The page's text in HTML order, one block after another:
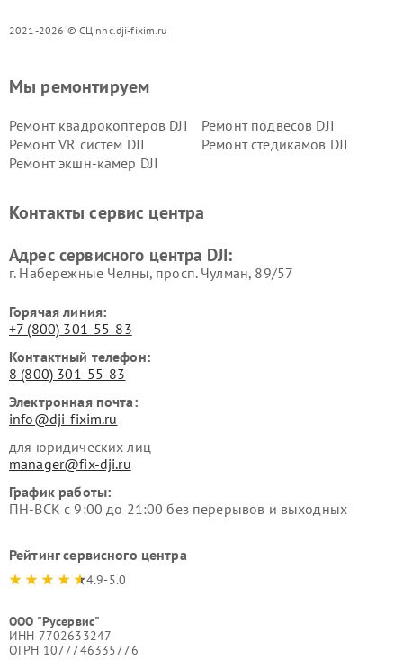
2021-2026 © СЦ nhc.dji-fixim.ru
Мы ремонтируем
Ремонт квадрокоптеров DJI
Ремонт подвесов DJI
Ремонт VR систем DJI
Ремонт стедикамов DJI
Ремонт экшн-камер DJI
Контакты сервис центра
Адрес сервисного центра DJI:
г. Набережные Челны, просп. Чулман, 89/57
Горячая линия:
+7 (800) 301-55-83
Контактный телефон:
8 (800) 301-55-83
Электронная почта:
info@dji-fixim.ru
для юридических лиц
manager@fix-dji.ru
График работы:
ПН-ВСК с 9:00 до 21:00 без перерывов и выходных
Рейтинг сервисного центра
4.9-5.0
ООО "Русервис"
ИНН 7702633247
ОГРН 1077746335776